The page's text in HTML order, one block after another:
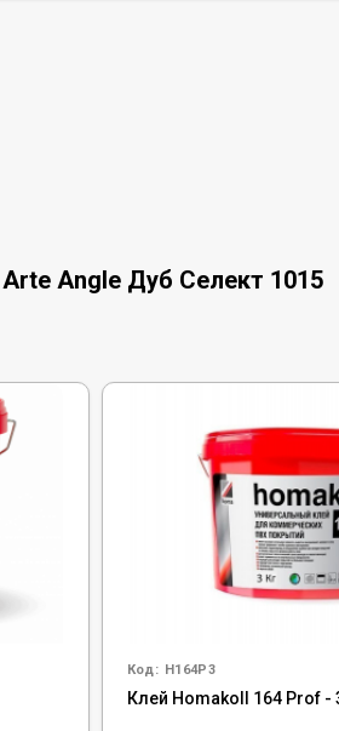
Angle Дуб Селект 1015
Код: H164P3
Клей Homakoll 164 Prof -